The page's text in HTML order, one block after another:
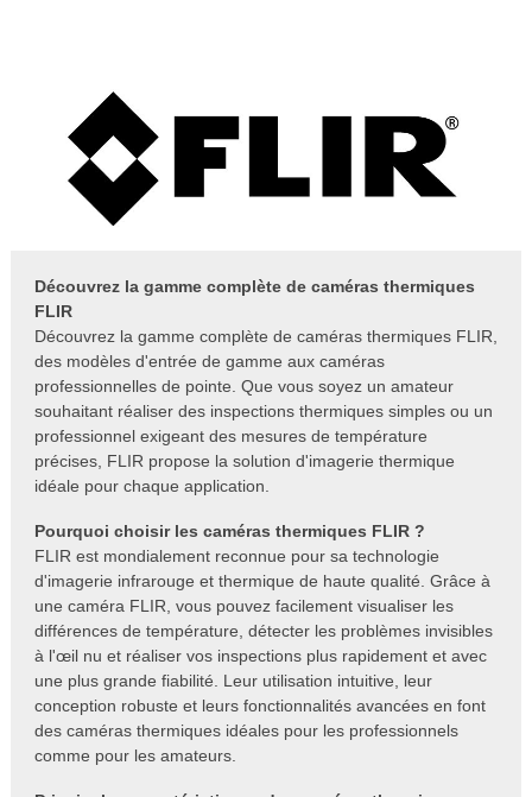
Découvrez la gamme complète de caméras thermiques
FLIR
Découvrez la gamme complète de caméras thermiques FLIR,
des modèles d'entrée de gamme aux caméras
professionnelles de pointe. Que vous soyez un amateur
souhaitant réaliser des inspections thermiques simples ou un
professionnel exigeant des mesures de température
précises, FLIR propose la solution d'imagerie thermique
idéale pour chaque application.
Pourquoi choisir les caméras thermiques FLIR ?
FLIR est mondialement reconnue pour sa technologie
d'imagerie infrarouge et thermique de haute qualité. Grâce à
une caméra FLIR, vous pouvez facilement visualiser les
différences de température, détecter les problèmes invisibles
à l'œil nu et réaliser vos inspections plus rapidement et avec
une plus grande fiabilité. Leur utilisation intuitive, leur
conception robuste et leurs fonctionnalités avancées en font
des caméras thermiques idéales pour les professionnels
comme pour les amateurs.